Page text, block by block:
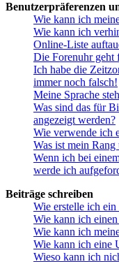
Benutzerpräferenzen
Wie kann ich
Wie kann ich
Online-Liste
Die Forenuhr geht
Ich habe die
immer noch falsch!
Meine Sprache
Was sind das für
angezeigt werden?
Wie verwende ich
Was ist mein
Wenn ich bei
werde ich
Beiträge schreiben
Wie erstelle ich
Wie kann ich
Wie kann ich
Wie kann ich eine
Wieso kann ich